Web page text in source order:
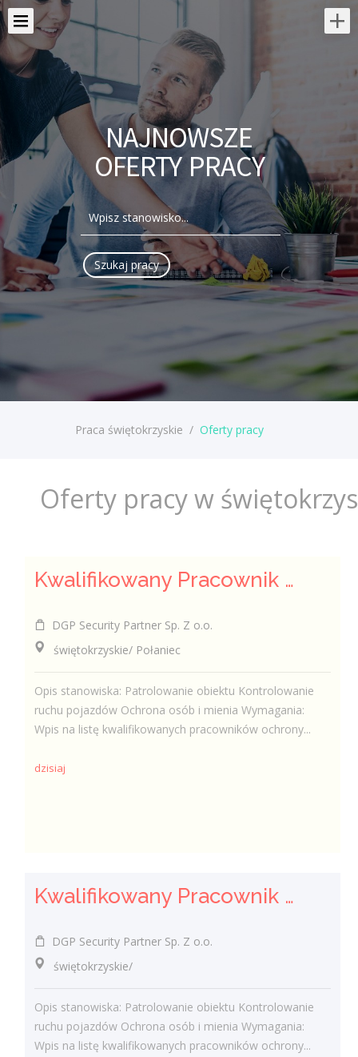
NAJNOWSZE
OFERTY PRACY
Praca świętokrzyskie / Oferty pracy
Oferty pracy w
Kwalifikowany Pracownik Ochrony z Pozwoleniem na Broń (K/M)
DGP Security Partner Sp. Z o.o.
świętokrzyskie/ Połaniec
Opis stanowiska: Patrolowanie obiektu Kontrolowanie
ruchu pojazdów Ochrona osób i mienia Wymagania:
Wpis na listę kwalifikowanych pracowników ochrony...
dzisiaj
Kwalifikowany Pracownik Ochrony z Pozwoleniem na Broń (K/M)
DGP Security Partner Sp. Z o.o.
świętokrzyskie/
Opis stanowiska: Patrolowanie obiektu Kontrolowanie
ruchu pojazdów Ochrona osób i mienia Wymagania:
Wpis na listę kwalifikowanych pracowników ochrony...